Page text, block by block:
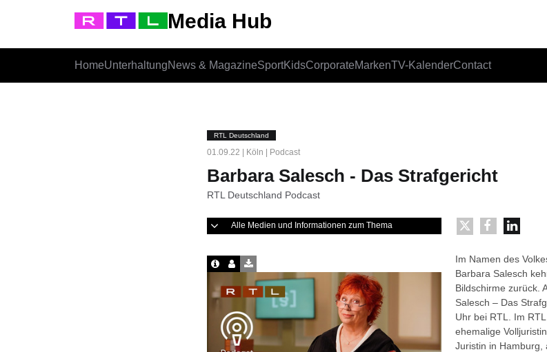
Media Hub
HomeUnterhaltungNews & MagazineSportKidsCorporateMarkenTV-KalenderContact
RTL Deutschland
01.09.22 | Köln | Podcast
Barbara Salesch - Das Strafgericht
RTL Deutschland Podcast
Alle Medien und Informationen zum Thema
Im Namen des
Barbara Salesch
Bildschirme zurück.
Salesch – Das
Uhr bei RTL. Im
ehemalige
Juristin in Hamburg,